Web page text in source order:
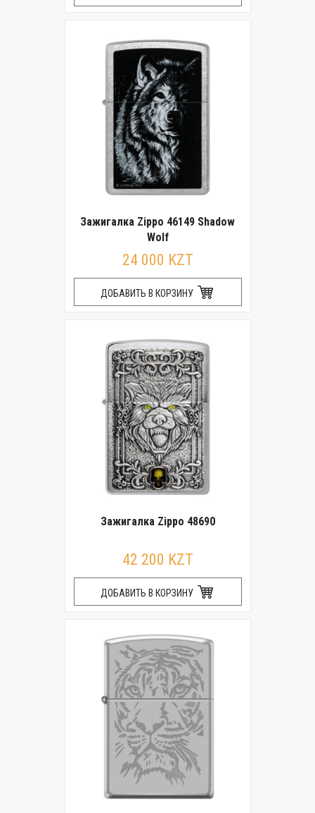
Зажигалка Zippo 46149 Shadow
Wolf
24 000 KZT
ДОБАВИТЬ В КОРЗИНУ
Зажигалка Zippo 48690
42 200 KZT
ДОБАВИТЬ В КОРЗИНУ